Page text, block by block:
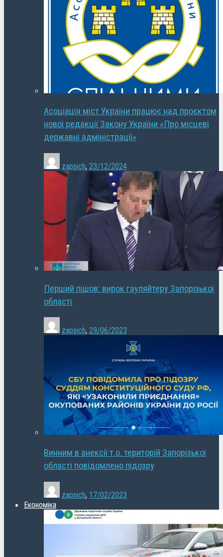
Асоціація міст України працює над проєктом
нової редакції Закону України «Про місцеві
державні адміністрації»
zapsich, 23/12/2024
Перший пішов: вирок гауляйтеру Запорізької
області
zapsich, 29/06/2023
Винним в анексії т.о. територій Запорізької
області повідомлено підозру
zapsich, 17/02/2023
Економіка